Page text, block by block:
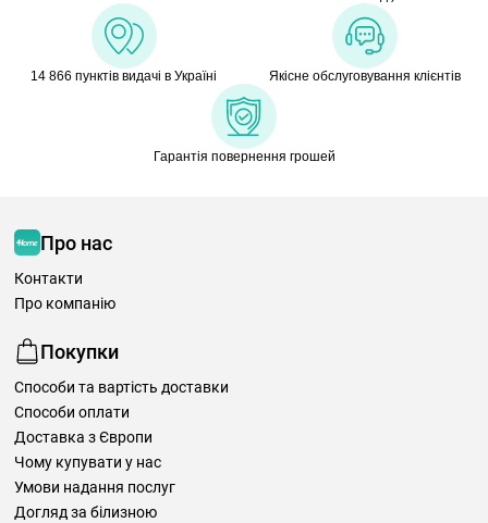
14 866 пунктів видачі в Україні Якісне обслуговування клієнтів
Гарантія повернення грошей
Про нас
Контакти
Про компанію
Покупки
Способи та вартість доставки
Способи оплати
Доставка з Європи
Чому купувати у нас
Умови надання послуг
Догляд за білизною